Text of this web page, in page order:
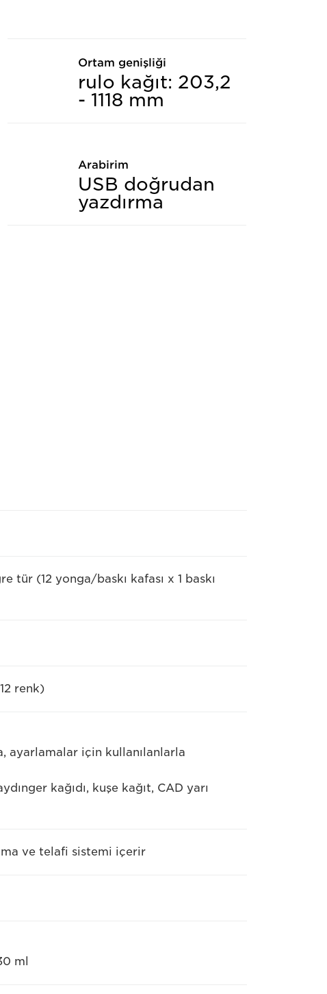
Ortam genişliği
rulo kağıt: 203,2
- 1118 mm
Arabirim
USB doğrudan
yazdırma
tür (12 yonga/baskı kafası x 1 baskı
renk)
ayarlamalar için kullanılanlarla
kağıdı, kuşe kağıt, CAD yarı
ve telafi sistemi içerir
ml